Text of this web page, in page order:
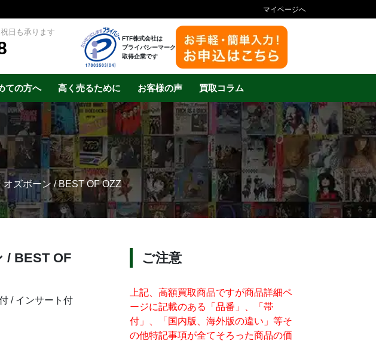
マイページへ
FTF株式会社は
プライバシーマーク
取得企業です
日も承ります
ての方へ 高く売るために お客様の声 買取コラム
オズボーン / BEST OF OZZ
/ BEST OF
/ インサート付
ご注意
上記、高額買取商品ですが商品詳細ペ
ージに記載のある「品番」、「帯
付」、「国内版、海外版の違い」等そ
の他特記事項が全てそろった商品の価